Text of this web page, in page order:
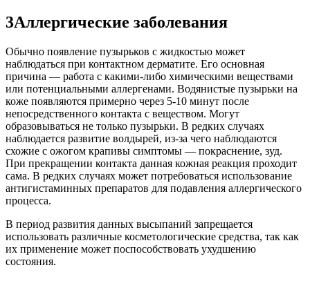
3Аллергические заболевания
Обычно появление пузырьков с жидкостью может
наблюдаться при контактном дерматите. Его основная
причина — работа с какими-либо химическими веществами
или потенциальными аллергенами. Водянистые пузырьки на
коже появляются примерно через 5-10 минут после
непосредственного контакта с веществом. Могут
образовываться не только пузырьки. В редких случаях
наблюдается развитие волдырей, из-за чего наблюдаются
схожие с ожогом крапивы симптомы — покраснение, зуд.
При прекращении контакта данная кожная реакция проходит
сама. В редких случаях может потребоваться использование
антигистаминных препаратов для подавления аллергического
процесса.
В период развития данных высыпаний запрещается
использовать различные косметологические средства, так как
их применение может поспособствовать ухудшению
состояния.